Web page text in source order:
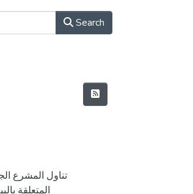
Search
تناول المشرع
المتعلقة